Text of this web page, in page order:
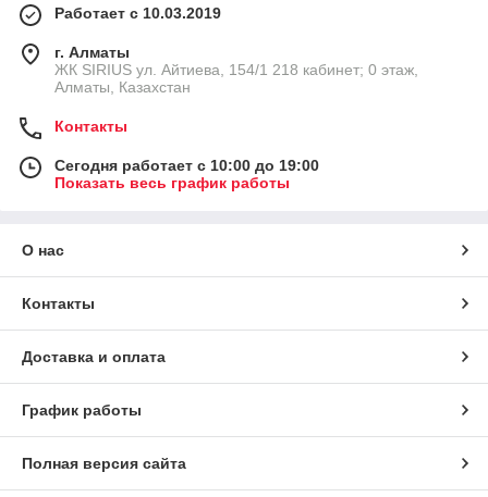
Работает с 10.03.2019
г. Алматы
​ЖК SIRIUS​ ул. Айтиева, 154/1​ 218 кабинет; 0 этаж,
Алматы, Казахстан
Контакты
Сегодня работает с 10:00 до 19:00
Показать весь график работы
О нас
Контакты
Доставка и оплата
График работы
Полная версия сайта